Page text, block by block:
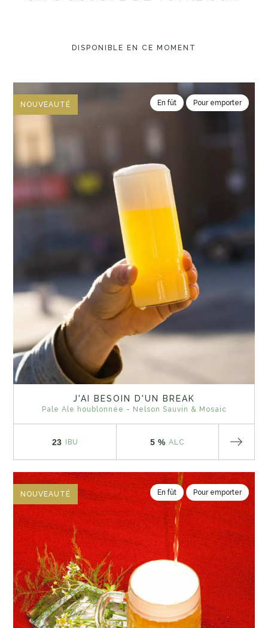
DISPONIBLE EN CE MOMENT
NOUVEAUTÉ En fût Pour emporter
J'AI BESOIN D'UN BREAK
Pale Ale houblonnée - Nelson Sauvin & Mosaic
23 IBU 5 % ALC
NOUVEAUTÉ En fût Pour emporter